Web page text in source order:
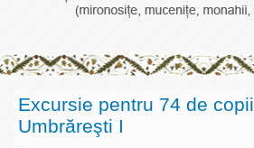
Excursie pentru 74 de
Umbrăreşti I